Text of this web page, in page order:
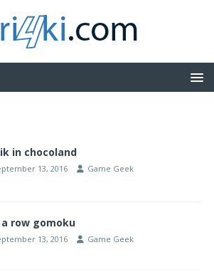
in chocoland
13, 2016 Game Geek
a row gomoku
13, 2016 Game Geek